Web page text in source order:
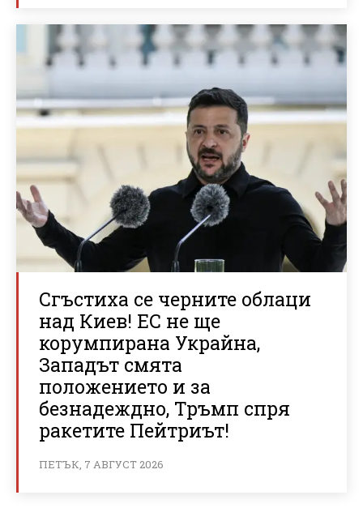
Сгъстиха се черните облаци
над Киев! ЕС не ще
корумпирана Украйна,
Западът смята
положението и за
безнадеждно, Тръмп спря
ракетите Пейтриът!
ПЕТЪК, 7 АВГУСТ 2026